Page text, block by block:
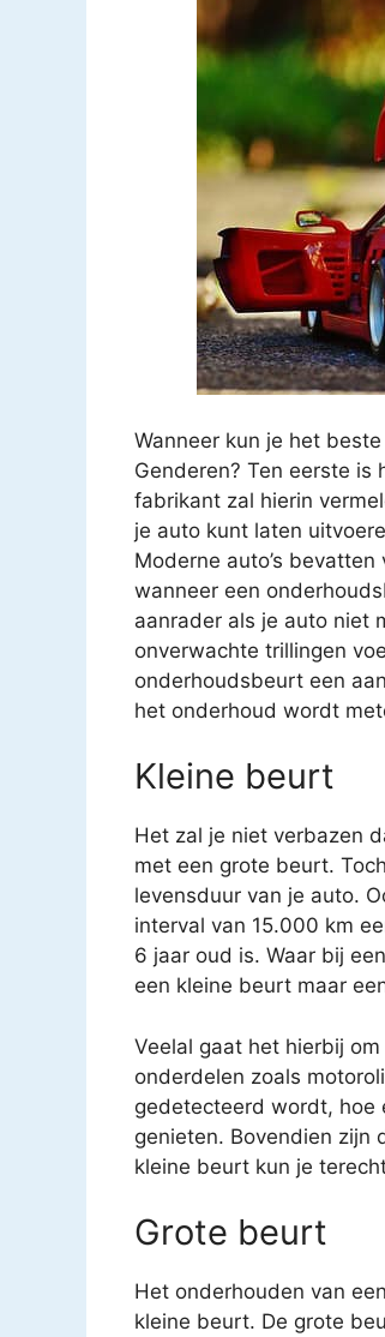
Wanneer kun je het
Genderen? Ten eerste
fabrikant zal hierin
je auto kunt laten
Moderne auto’s
wanneer een
aanrader als je auto niet
onverwachte trillingen
onderhoudsbeurt een
het onderhoud wordt
Kleine beurt
Het zal je niet verbazen
met een grote beurt.
levensduur van je auto.
interval van 15.000 km
6 jaar oud is. Waar bij
een kleine beurt maar
Veelal gaat het hierbij
onderdelen zoals
gedetecteerd wordt, hoe
genieten. Bovendien zijn
kleine beurt kun je
Grote beurt
Het onderhouden van
kleine beurt. De grote